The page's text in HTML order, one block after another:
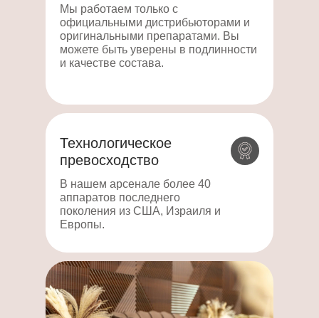
Мы работаем только с
официальными дистрибьюторами и
оригинальными препаратами. Вы
можете быть уверены в подлинности
и качестве состава.
Технологическое
превосходство
В нашем арсенале более 40
аппаратов последнего
поколения из США, Израиля и
Европы.